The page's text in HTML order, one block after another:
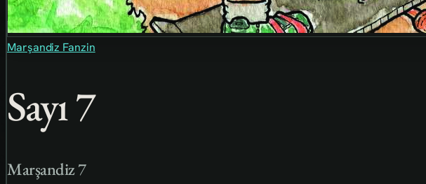
Marşandiz Fanzin
Sayı 7
Marşandiz 7